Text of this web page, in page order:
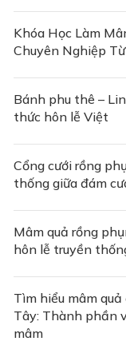
Khóa Học Làm
Chuyên Nghiệp
Bánh phu thê –
thức hôn lễ Việt
Cổng cưới rồng
thống giữa đám
Mâm quả rồng
hôn lễ truyền
Tìm hiểu mâm
Tây: Thành phần
mâm